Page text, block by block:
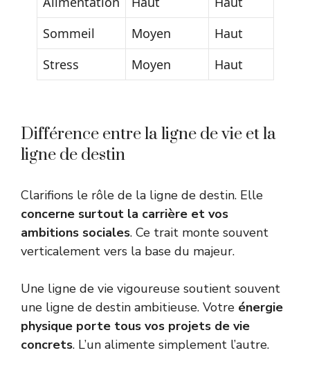
Sommeil
Moyen
Haut
Stress
Moyen Haut
Différence entre la ligne de vie et la
ligne de destin
Clarifions le rôle de la ligne de destin. Elle
concerne surtout la carrière et vos
ambitions sociales. Ce trait monte souvent
verticalement vers la base du majeur.
Une ligne de vie vigoureuse soutient souvent
une ligne de destin ambitieuse. Votre énergie
physique porte tous vos projets de vie
concrets. L’un alimente simplement l’autre.